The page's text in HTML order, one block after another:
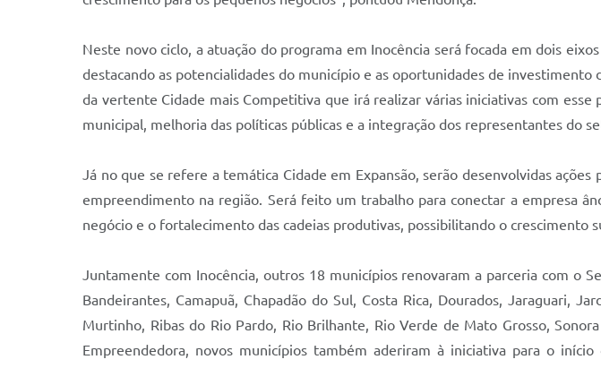
Neste novo ciclo, a atuação do programa em Inocência será focada em dois
destacando as potencialidades do município e as oportunidades de
da vertente Cidade mais Competitiva que irá realizar várias iniciativas com
municipal, melhoria das políticas públicas e a integração dos representantes do
Já no que se refere a temática Cidade em Expansão, serão desenvolvidas
empreendimento na região. Será feito um trabalho para conectar a empresa
negócio e o fortalecimento das cadeias produtivas, possibilitando o crescimento
Juntamente com Inocência, outros 18 municípios renovaram a parceria com o
Bandeirantes, Camapuã, Chapadão do Sul, Costa Rica, Dourados, Jaraguari,
Murtinho, Ribas do Rio Pardo, Rio Brilhante, Rio Verde de Mato Grosso,
Empreendedora, novos municípios também aderiram à iniciativa para o